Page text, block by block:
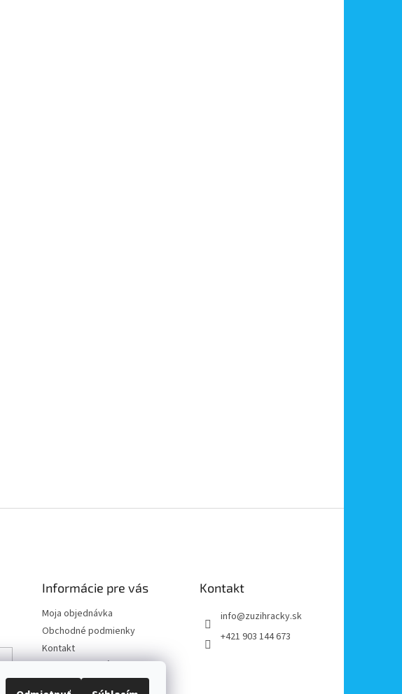
Informácie pre vás
Moja objednávka
Obchodné podmienky
Kontakt
Doprava a platba
Kontakt
info@zuzihracky.sk
+421 903 144 673